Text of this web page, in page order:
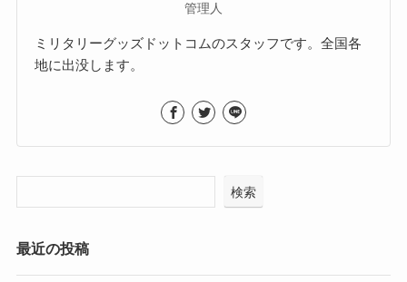
管理人
ミリタリーグッズドットコムのスタッフです。全国各
地に出没します。
検索
最近の投稿